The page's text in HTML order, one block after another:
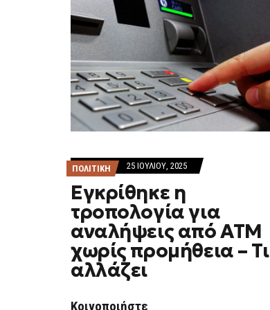
ΠΟΛΙΤΙΚΗ 25 ΙΟΥΛΊΟΥ, 2025
Εγκρίθηκε η
τροπολογία για
αναλήψεις από ΑΤΜ
χωρίς προμήθεια – Τι
αλλάζει
Κοινοποιήστε